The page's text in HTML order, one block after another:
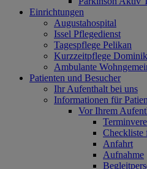
Einrichtungen
Augustahospital
Issel Pflegedienst
Tagespflege Pelikan
Kurzzeitpflege
Ambulante
Patienten und Besucher
Ihr Aufenthalt bei uns
Informationen für
Vor Ihrem
Checkliste
Anfahrt
Aufnahme